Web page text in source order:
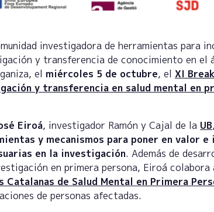
investigadora de herramientas para
y transferencia de conocimiento en el
el miércoles 5 de octubre, el XI
y transferencia en salud mental en
Eiroá, investigador Ramón y Cajal de la UB
y mecanismos para poner en valor
en la investigación. Además de
en primera persona, Eiroá
Catalanas de Salud Mental en Primera
de personas afectadas.